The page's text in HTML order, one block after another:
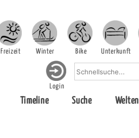
Freizeit Winter Bike Unterkunft
Login
Timeline Suche Welten